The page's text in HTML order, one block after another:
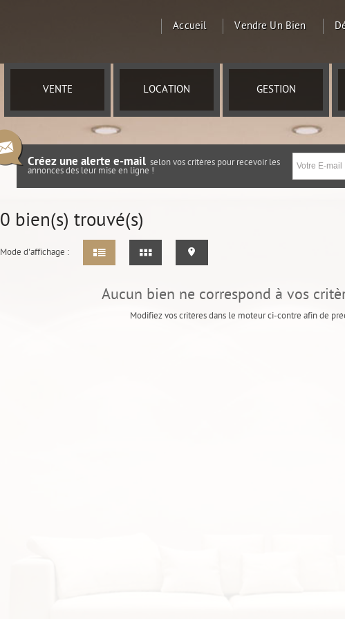
Accueil Vendre Un Bien
VENTE LOCATION GESTION
Créez une alerte e-mail selon vos critères pour recevoir les
annonces dès leur mise en ligne !
0 bien(s) trouvé(s)
Mode d'affichage :
Aucun bien ne correspond à vos
Modifiez vos critères dans le moteur ci-contre afin de